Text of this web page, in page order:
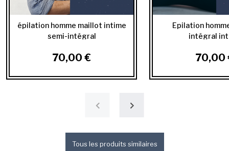
épilation homme maillot intime
semi-intégral
70,00 €
Epilation
intégral
70,00
Tous les produits similaires